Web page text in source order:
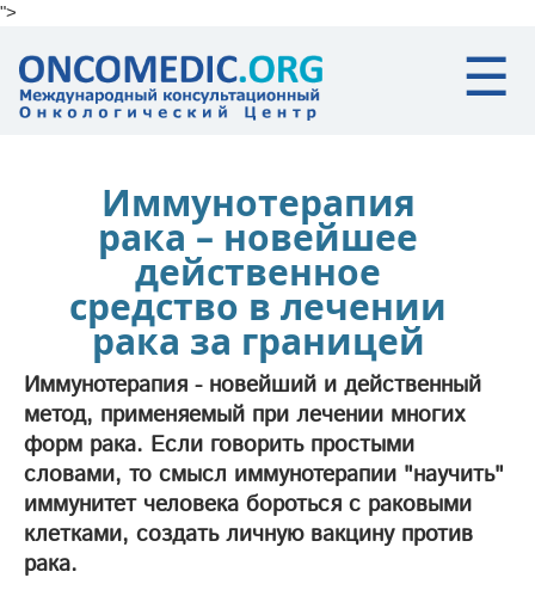
">
☰
Иммунотерапия
рака – новейшее
действенное
средство в лечении
рака за границей
Иммунотерапия - новейший и действенный
метод, применяемый при лечении многих
форм рака. Если говорить простыми
словами, то смысл иммунотерапии "научить"
иммунитет человека бороться с раковыми
клетками, создать личную вакцину против
рака.